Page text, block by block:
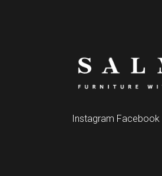
Instagram Facebook